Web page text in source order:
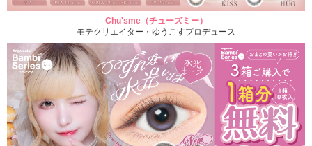
Chu'sme（チューズミー）
モテクリエイター・ゆうこすプロデュース